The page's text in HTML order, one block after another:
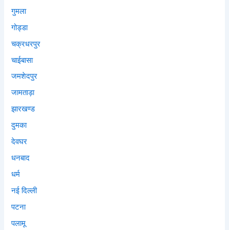
गुमला
गोड्डा
चक्रधरपुर
चाईबासा
जमशेदपुर
जामताड़ा
झारखण्ड
दुमका
देवघर
धनबाद
धर्म
नई दिल्ली
पटना
पलामू